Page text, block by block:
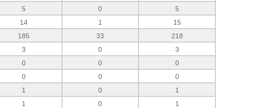
5 0
5
14 1
15
185 33
218
3 0
3
0 0
0
0 0
0
1 0
1
1 0
1